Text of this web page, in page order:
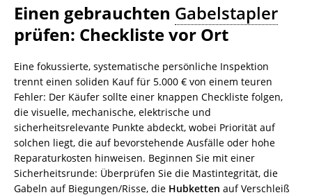
Einen gebrauchten Gabelstapler
prüfen: Checkliste vor Ort
Eine fokussierte, systematische persönliche Inspektion
trennt einen soliden Kauf für 5.000 € von einem teuren
Fehler: Der Käufer sollte einer knappen Checkliste folgen,
die visuelle, mechanische, elektrische und
sicherheitsrelevante Punkte abdeckt, wobei Priorität auf
solchen liegt, die auf bevorstehende Ausfälle oder hohe
Reparaturkosten hinweisen. Beginnen Sie mit einer
Sicherheitsrunde: Überprüfen Sie die Mastintegrität, die
Gabeln auf Biegungen/Risse, die Hubketten auf Verschleiß